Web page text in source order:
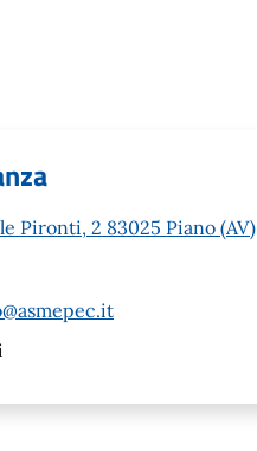
Pironti, 2 83025 Piano (AV)